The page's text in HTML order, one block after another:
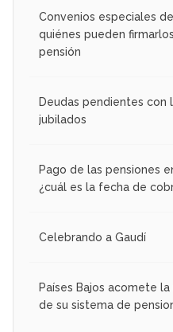
Convenios especiales
quiénes pueden
pensión
Deudas pendientes con
jubilados
Pago de las pensiones
¿cuál es la fecha de
Celebrando a Gaudí
Países Bajos acomete
de su sistema de